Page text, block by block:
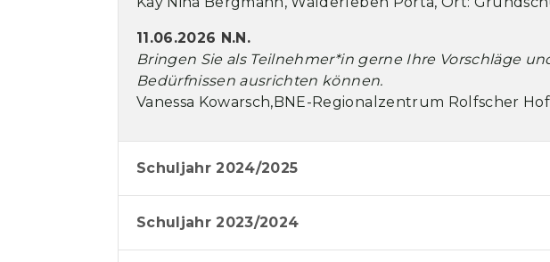
11.06.2026 N.N.
Bringen Sie als Teilnehmer*in gerne Ihre Vorschläge
Bedürfnissen ausrichten können.
Vanessa Kowarsch,BNE-Regionalzentrum Rolfscher
Schuljahr 2024/2025
Schuljahr 2023/2024